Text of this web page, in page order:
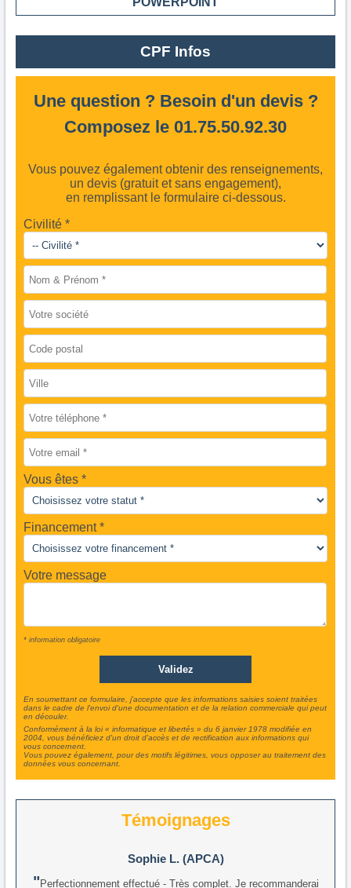
CPF Infos
Une question ? Besoin d'un devis ?
Composez le 01.75.50.92.30
Vous pouvez également obtenir des renseignements,
un devis (gratuit et sans engagement),
en remplissant le formulaire ci-dessous.
Civilité *
Vous êtes
Financement *
Votre message
* information obligatoire
En soumettant ce formulaire, j'accepte que les informations saisies soient traitées
dans le cadre de l'envoi d'une documentation et de la relation commerciale qui peut
en découler.
Conformément à la loi « informatique et libertés » du 6 janvier 1978 modifiée en
2004, vous bénéficiez d'un droit d'accès et de rectification aux informations qui
vous concernent.
Vous pouvez également, pour des motifs légitimes, vous opposer au traitement des
données vous concernant.
Témoignages
Sophie L. (APCA)
Perfectionnement effectué - Très complet. Je recommanderai